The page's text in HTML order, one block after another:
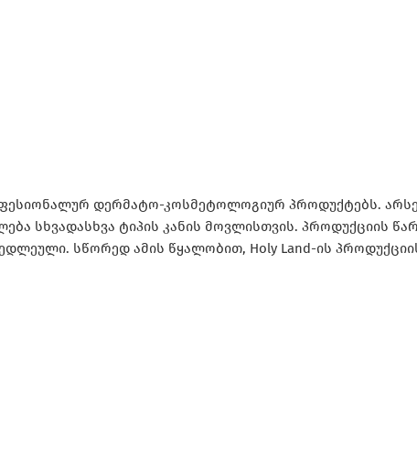
დერმატო-კოსმეტოლოგიურ პროდუქტებს.
სხვადასხვა ტიპის კანის მოვლისთვის. პროდუქციის
სწორედ ამის წყალობით, Holy Land-ის